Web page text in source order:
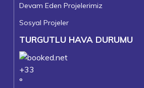
Devam Eden Projelerimiz
Sosyal Projeler
TURGUTLU HAVA DURUMU
+33
°